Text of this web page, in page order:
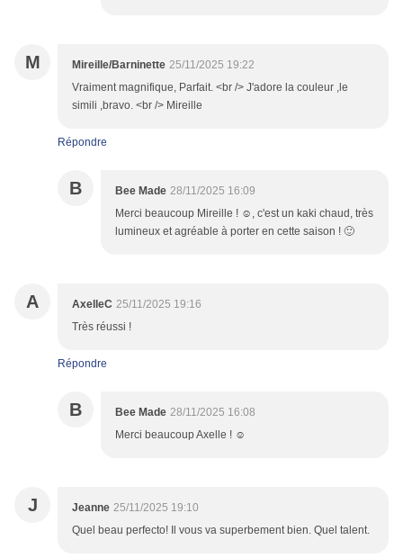
M Mireille/Barninette 25/11/2025 19:22
Vraiment magnifique, Parfait. <br /> J'adore la couleur ,le
simili ,bravo. <br /> Mireille
Répondre
B Bee Made 28/11/2025 16:09
Merci beaucoup Mireille ! ☺️, c'est un kaki chaud, très
lumineux et agréable à porter en cette saison ! 🙂
A AxelleC 25/11/2025 19:16
Très réussi !
Répondre
B Bee Made 28/11/2025 16:08
Merci beaucoup Axelle ! ☺️
J Jeanne 25/11/2025 19:10
Quel beau perfecto! Il vous va superbement bien. Quel talent.